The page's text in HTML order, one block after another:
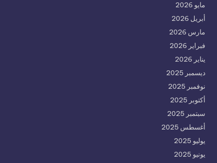
مايو 2026
أبريل 2026
مارس 2026
فبراير 2026
يناير 2026
ديسمبر 2025
نوفمبر 2025
أكتوبر 2025
سبتمبر 2025
أغسطس 2025
يوليو 2025
يونيو 2025